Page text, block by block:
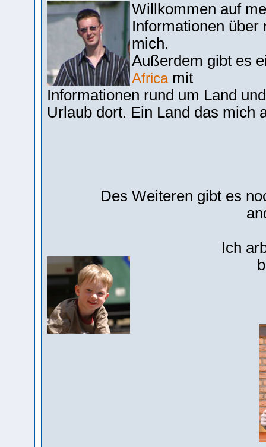
Willkommen auf
Informationen über
mich.
Außerdem gibt es
Africamit
Informationen rund um Land
Urlaub dort. Ein Land das mich
Des Weiteren gibt es
Ich